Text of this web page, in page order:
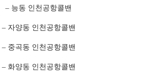
– 능동 인천공항콜밴
– 자양동 인천공항콜밴
– 중곡동 인천공항콜밴
– 화양동 인천공항콜밴